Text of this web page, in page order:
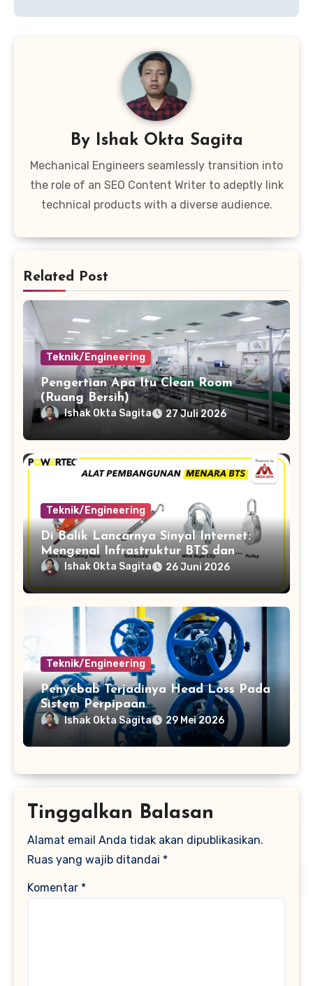
By Ishak Okta Sagita
Mechanical Engineers seamlessly transition into
the role of an SEO Content Writer to adeptly link
technical products with a diverse audience.
Related Post
Teknik/Engineering
Pengertian Apa Itu Clean Room
(Ruang Bersih)
Ishak Okta Sagita 27 Juli 2026
Teknik/Engineering
Di Balik Lancarnya Sinyal Internet:
Mengenal Infrastruktur BTS dan
Proses Pembangunannya
Ishak Okta Sagita 26 Juni 2026
Teknik/Engineering
Penyebab Terjadinya Head Loss Pada
Sistem Perpipaan
Ishak Okta Sagita 29 Mei 2026
Tinggalkan Balasan
Alamat email Anda tidak akan dipublikasikan.
Ruas yang wajib ditandai *
Komentar *